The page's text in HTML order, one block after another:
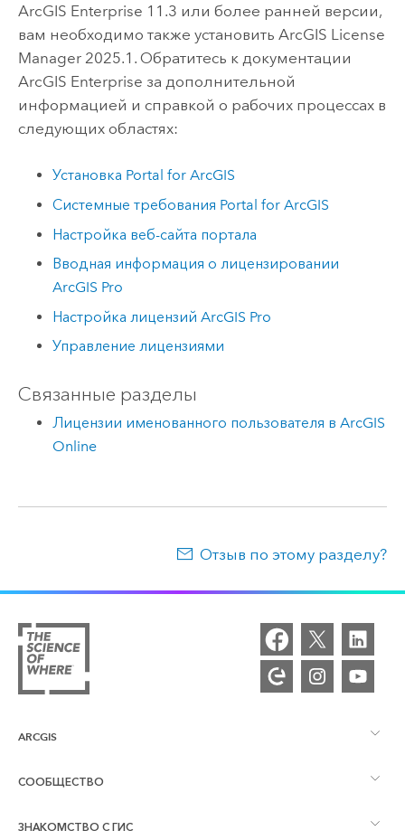
ArcGIS Enterprise 11.3 или более ранней версии,
вам необходимо также установить ArcGIS License
Manager 2025.1 . Обратитесь к документации
ArcGIS Enterprise за дополнительной
информацией и справкой о рабочих процессах в
следующих областях:
Установка Portal for ArcGIS
Системные требования Portal for ArcGIS
Настройка веб-сайта портала
Вводная информация о лицензировании
ArcGIS Pro
Настройка лицензийArcGIS Pro
Управление лицензиями
Связанные разделы
Лицензии именованного пользователя в ArcGIS
Online
Отзыв по этому разделу?
ARCGIS
Обзор ArcGIS
Картография
СООБЩЕСТВО
Сообщества и форумы
ЗНАКОМСТВО С ГИС